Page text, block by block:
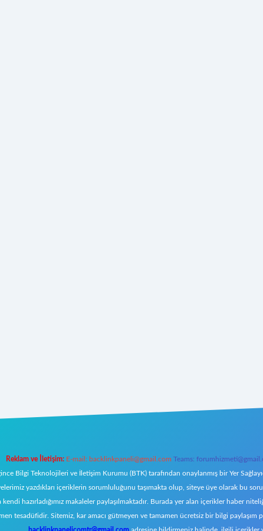
Reklam ve İletişim: E-mail: backlinkpaneli@gmail.com Teams:
Bilgi Teknolojileri ve İletişim Kurumu (BTK) tarafından onaylanmış bir Yer
yazdıkları içeriklerin sorumluluğunu taşımakta olup, siteye üye olarak bu
kendi hazırladığımız makaleler paylaşılmaktadır. Burada yer alan içerikler haber
tesadüfidir. Sitemiz, kar amacı gütmeyen ve tamamen ücretsiz bir bilgi